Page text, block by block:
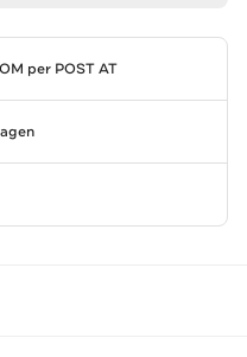
per POST AT